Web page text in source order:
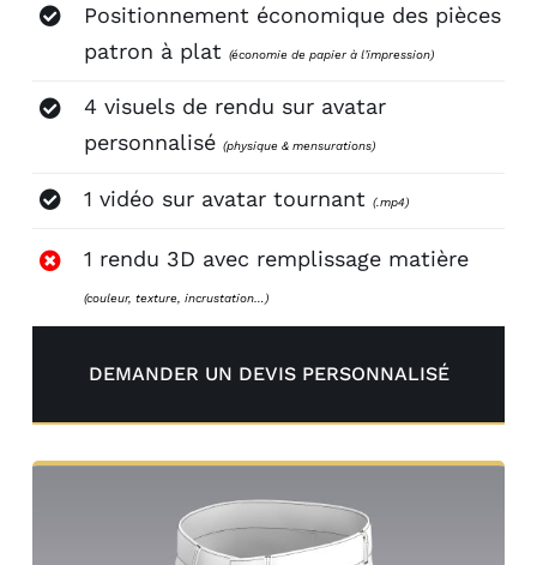
Positionnement économique des pièces
patron à plat(économie de papier à l’impression)
4 visuels de rendu sur avatar
personnalisé(physique & mensurations)
1 vidéo sur avatar tournant(.mp4)
1 rendu 3D avec remplissage matière
(couleur, texture, incrustation…)
DEMANDER UN DEVIS PERSONNALISÉ